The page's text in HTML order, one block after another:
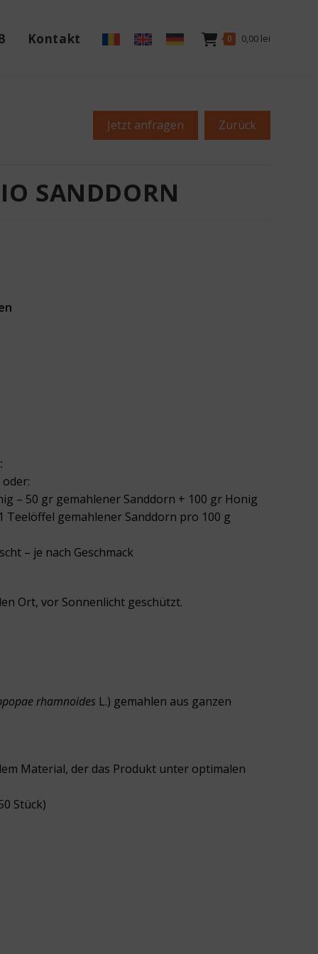
Kontakt 0 0,00 lei
Jetzt anfragen Zurück
SANDDORN
– 50 gr gemahlener Sanddorn + 100 gr Honig
Teelöffel gemahlener Sanddorn pro 100 g
– je nach Geschmack
Ort, vor Sonnenlicht geschützt.
rhamnoides L.) gemahlen aus ganzen
Material, der das Produkt unter optimalen
Stück)